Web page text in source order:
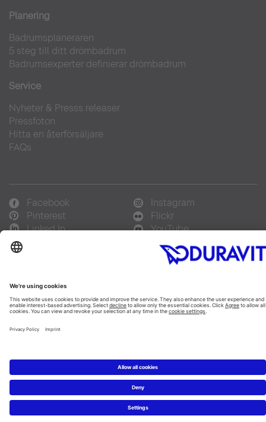
Planering
Badrumsplaneraren
5 steg till ditt drömbadrum
Badrumsexperter definierar drömbadrum
Service
Nyheter & Presss releaser
Pressfoton
Hitta en återförsäljare
FAQs
Facebook
Instagram
Pinterest
Flickr
Linked In
YouTube
Impressum|Integrity and Compliance
Integritetsmeddelande|Cookie settings
Sverige